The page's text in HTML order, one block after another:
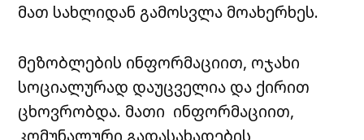
მათ სახლიდან გამოსვლა მოახერხეს.
მეზობლების ინფორმაციით, ოჯახი
სოციალურად დაუცველია და ქირით
ცხოვრობდა. მათი ინფორმაციით,